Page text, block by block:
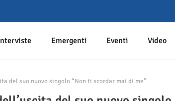
Emergenti Eventi Video
del suo nuovo singolo “Non ti scordar mai di me”